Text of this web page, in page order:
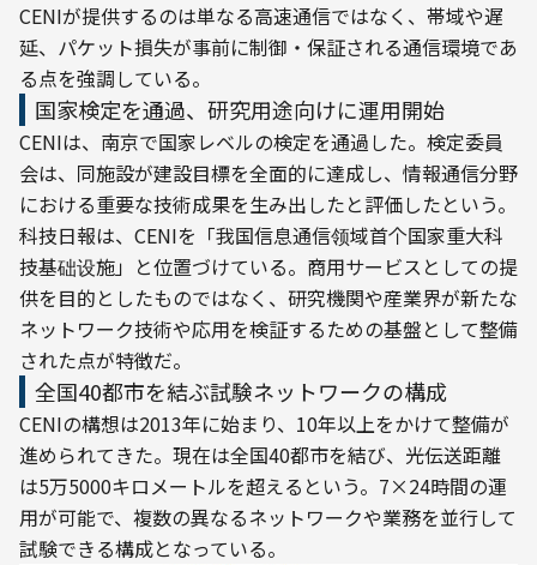
CENIが提供するのは単なる高速通信ではなく、帯域や遅
延、パケット損失が事前に制御・保証される通信環境であ
る点を強調している。
国家検定を通過、研究用途向けに運用開始
CENIは、南京で国家レベルの検定を通過した。検定委員
会は、同施設が建設目標を全面的に達成し、情報通信分野
における重要な技術成果を生み出したと評価したという。
科技日報は、CENIを「我国信息通信领域首个国家重大科
技基础设施」と位置づけている。商用サービスとしての提
供を目的としたものではなく、研究機関や産業界が新たな
ネットワーク技術や応用を検証するための基盤として整備
された点が特徴だ。
全国40都市を結ぶ試験ネットワークの構成
CENIの構想は2013年に始まり、10年以上をかけて整備が
進められてきた。現在は全国40都市を結び、光伝送距離
は5万5000キロメートルを超えるという。7×24時間の運
用が可能で、複数の異なるネットワークや業務を並行して
試験できる構成となっている。